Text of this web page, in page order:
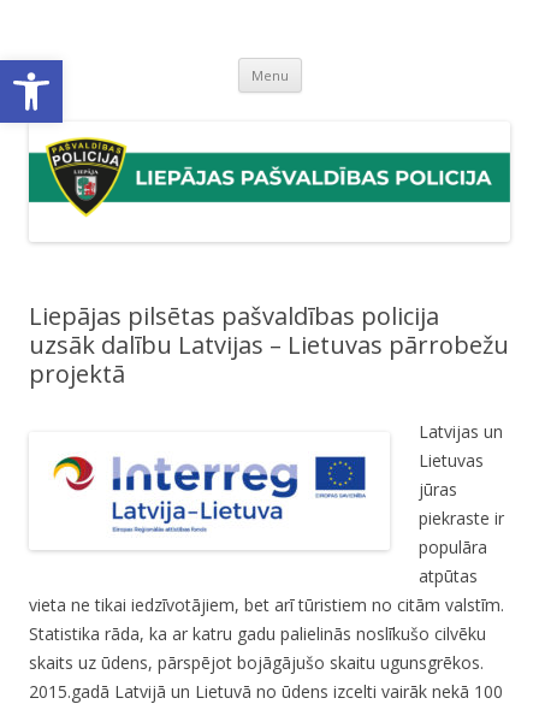
Open toolbar Menu Skip
content
Liepājas pilsētas pašvaldības policija
uzsāk dalību Latvijas – Lietuvas pārrobežu
projektā
Latvijas un
Lietuvas
jūras
piekraste ir
populāra
atpūtas
vieta ne tikai iedzīvotājiem, bet arī tūristiem no citām valstīm.
Statistika rāda, ka ar katru gadu palielinās noslīkušo cilvēku
skaits uz ūdens, pārspējot bojāgājušo skaitu ugunsgrēkos.
2015.gadā Latvijā un Lietuvā no ūdens izcelti vairāk nekā 100